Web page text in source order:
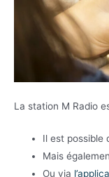
La station M Radio
Il est possible
Mais
Ou via